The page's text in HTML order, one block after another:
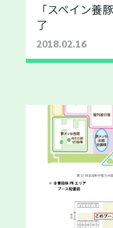
「スペイン養
了
2018.02.16